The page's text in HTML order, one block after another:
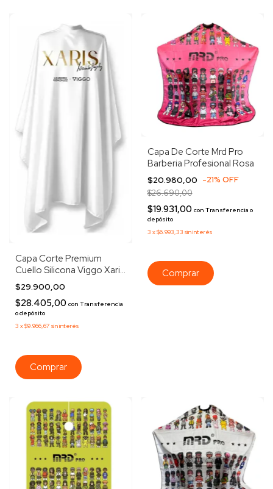
Capa Corte Premium
Cuello Silicona Viggo Xaris
V-131 Blanco
$29.900,00
$28.405,00 con Transferencia
o depósito
3 x$9.966,67 sin interés
Capa De Corte Mrd Pro
Barberia Profesional Rosa
$20.980,00 -21% OFF
$26.690,00
$19.931,00 con Transferencia o
depósito
3 x$6.993,33 sin interés